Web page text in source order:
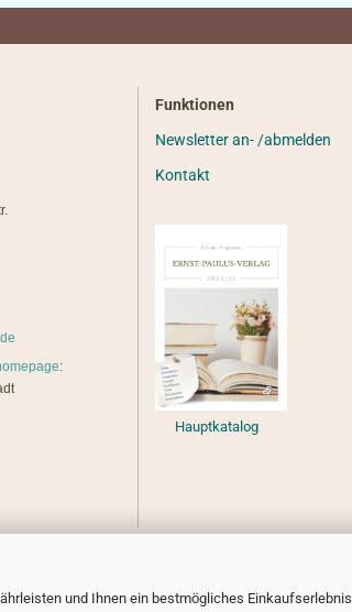
und Ihnen ein bestmögliches Einkaufserlebnis
:
Funktionen
Newsletter an- /abmelden
Kontakt
Hauptkatalog